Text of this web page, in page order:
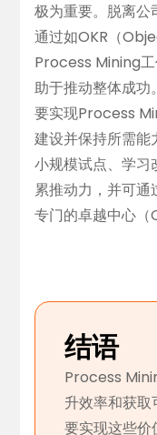
极为重要。脱离公
通过如OKR（
Process Mining
助于推动整体成功。
要实现Process
建设并保持所需
小规模试点、学习
累推动力，并可
专门的卓越中心（
结语
Process
升效率和获
要实现这些